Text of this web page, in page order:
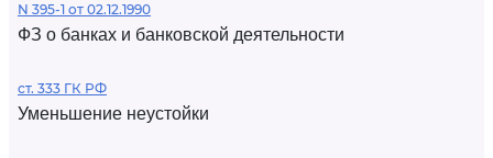
N 395-1 от 02.12.1990
ФЗ о банках и банковской деятельности
ст. 333 ГК РФ
Уменьшение неустойки